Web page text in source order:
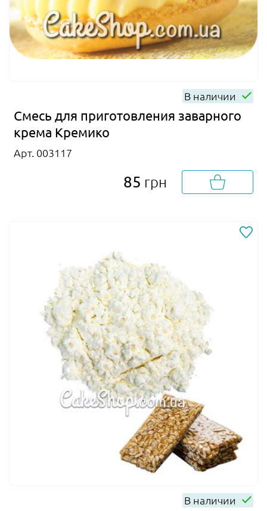
В наличии
Смесь для приготовления заварного
крема Кремико
Арт. 003117
85 грн
В наличии